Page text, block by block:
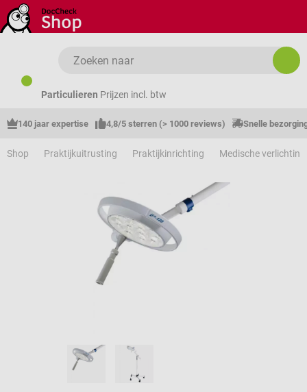
Ga naar de hoofdinhoud
Particulieren Prijzen incl. btw
140 jaar expertise 4,8/5 sterren (> 1000 reviews) Snelle
Shop Praktijkuitrusting Praktijkinrichting Medische verlichting